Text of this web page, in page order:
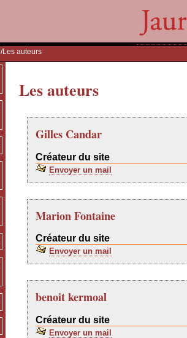
/Les auteurs
Les auteurs
Gilles Candar
Créateur du site
Envoyer un mail
Marion Fontaine
Créateur du site
Envoyer un mail
benoit kermoal
Créateur du site
Envoyer un mail